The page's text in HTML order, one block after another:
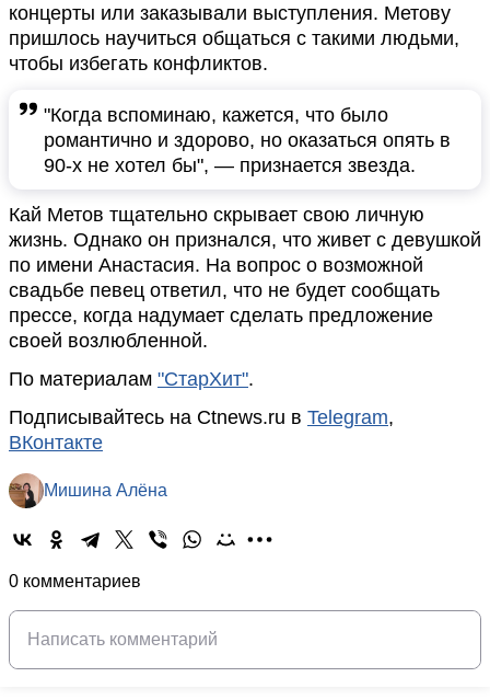
концерты или заказывали выступления. Метову
пришлось научиться общаться с такими людьми,
чтобы избегать конфликтов.
"Когда вспоминаю, кажется, что было
романтично и здорово, но оказаться опять в
90-х не хотел бы", — признается звезда.
Кай Метов тщательно скрывает свою личную
жизнь. Однако он признался, что живет с девушкой
по имени Анастасия. На вопрос о возможной
свадьбе певец ответил, что не будет сообщать
прессе, когда надумает сделать предложение
своей возлюбленной.
По материалам "СтарХит".
Подписывайтесь на Ctnews.ru в Telegram,
ВКонтакте
Мишина Алёна
0 комментариев